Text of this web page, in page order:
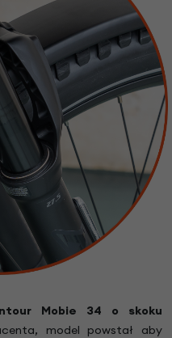
Mobie 34 o skoku
model powstał aby